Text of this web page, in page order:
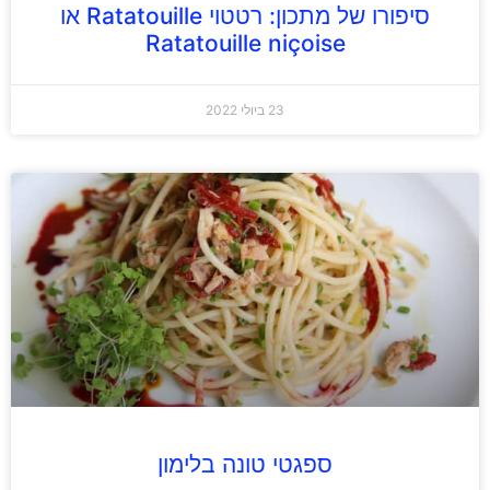
סיפורו של מתכון: רטטוי Ratatouille או
Ratatouille niçoise
23 ביולי 2022
ספגטי טונה בלימון